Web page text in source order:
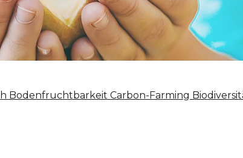
Bodenfruchtbarkeit Carbon-Farming